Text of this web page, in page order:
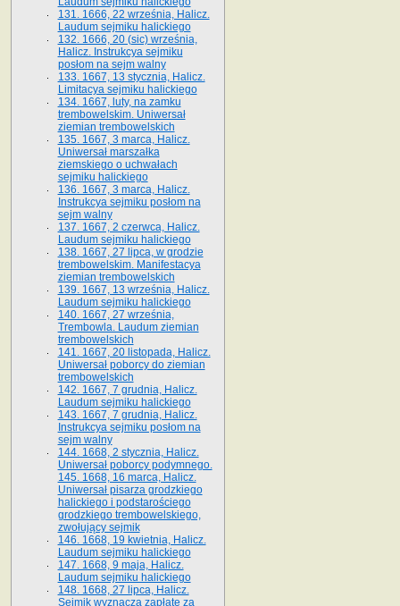
131. 1666, 22 września, Halicz.
Laudum sejmiku halickiego
132. 1666, 20 (sic) września,
Halicz. Instrukcya sejmiku
posłom na sejm walny
133. 1667, 13 stycznia, Halicz.
Limitacya sejmiku halickiego
134. 1667, luty, na zamku
trembowelskim. Uniwersał
ziemian trembowelskich
135. 1667, 3 marca, Halicz.
Uniwersał marszałka
ziemskiego o uchwałach
sejmiku halickiego
136. 1667, 3 marca, Halicz.
Instrukcya sejmiku posłom na
sejm walny
137. 1667, 2 czerwca, Halicz.
Laudum sejmiku halickiego
138. 1667, 27 lipca, w grodzie
trembowelskim. Manifestacya
ziemian trembowelskich
139. 1667, 13 września, Halicz.
Laudum sejmiku halickiego
140. 1667, 27 września,
Trembowla. Laudum ziemian
trembowelskich
141. 1667, 20 listopada, Halicz.
Uniwersał poborcy do ziemian
trembowelskich
142. 1667, 7 grudnia, Halicz.
Laudum sejmiku halickiego
143. 1667, 7 grudnia, Halicz.
Instrukcya sejmiku posłom na
sejm walny
144. 1668, 2 stycznia, Halicz.
Uniwersał poborcy podymnego.
145. 1668, 16 marca, Halicz.
Uniwersał pisarza grodzkiego
halickiego i podstarościego
grodzkiego trembowelskiego,
zwołujący sejmik
146. 1668, 19 kwietnia, Halicz.
Laudum sejmiku halickiego
147. 1668, 9 maja, Halicz.
Laudum sejmiku halickiego
148. 1668, 27 lipca, Halicz.
Sejmik wyznacza zapłatę za